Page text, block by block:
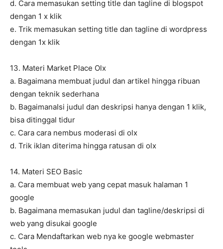
d. Cara memasukan setting title dan tagline di blogspot
dengan 1 x klik
e. Trik memasukan setting title dan tagline di wordpress
dengan 1x klik
13. Materi Market Place Olx
a. Bagaimana membuat judul dan artikel hingga ribuan
dengan teknik sederhana
b. BagaimanaIsi judul dan deskripsi hanya dengan 1 klik,
bisa ditinggal tidur
c. Cara cara nembus moderasi di olx
d. Trik iklan diterima hingga ratusan di olx
14. Materi SEO Basic
a. Cara membuat web yang cepat masuk halaman 1
google
b. Bagaimana memasukan judul dan tagline/deskripsi di
web yang disukai google
c. Cara Mendaftarkan web nya ke google webmaster